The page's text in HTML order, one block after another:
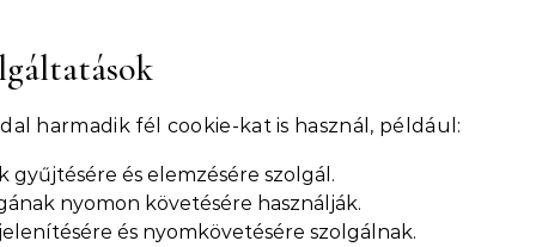
harmadik fél cookie-kat is használ, például:
gyűjtésére és elemzésére szolgál.
nyomon követésére használják.
és nyomkövetésére szolgálnak.